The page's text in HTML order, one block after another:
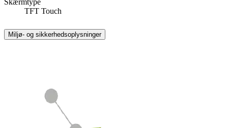
TFT Touch
Miljø- og sikkerhedsoplysninger